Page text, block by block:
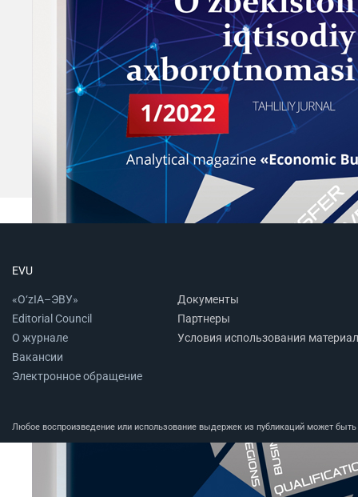
EVU
«O‘zIA–ЭВУ»
Editorial Council
О журнале
Вакансии
Электронное обращение
Документы
Партнеры
Условия использования
Любое воспроизведение или использование выдержек из публикаций может